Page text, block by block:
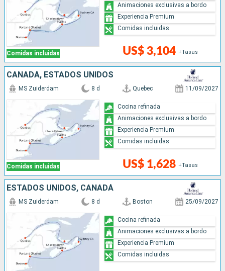
Comidas incluidas US$ 3,104 +Tasas
Animaciones exclusivas a bordo
Experiencia Premium
Comidas incluidas
CANADÁ, ESTADOS UNIDOS
Comidas incluidas
MS Zuiderdam 8 d Quebec 11/09/2027
US$ 1,628 +Tasas
Cocina refinada
Animaciones exclusivas a bordo
Experiencia Premium
Comidas incluidas
ESTADOS UNIDOS, CANADÁ
MS Zuiderdam 8 d Boston 25/09/2027
Cocina refinada
Animaciones exclusivas a bordo
Experiencia Premium
Comidas incluidas